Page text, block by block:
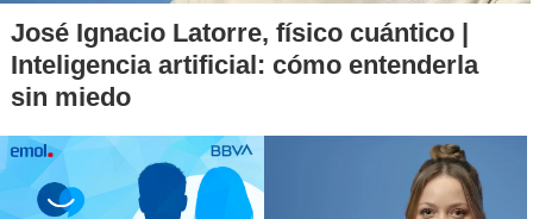
José Ignacio Latorre, físico cuántico |
Inteligencia artificial: cómo entenderla
sin miedo